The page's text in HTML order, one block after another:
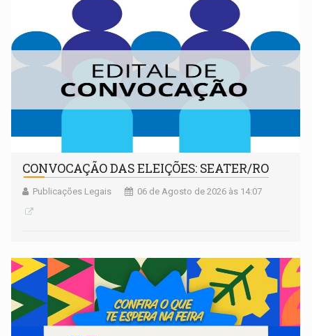
CONVOCAÇÃO DAS ELEIÇÕES: SEATER/RO
Publicações Legais 06 de Agosto de 2026 às 14:07